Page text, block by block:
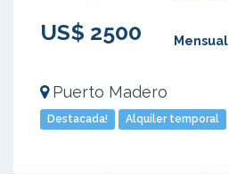
US$ 2500 Mensual
Puerto Madero
Destacada! Alquiler temporal